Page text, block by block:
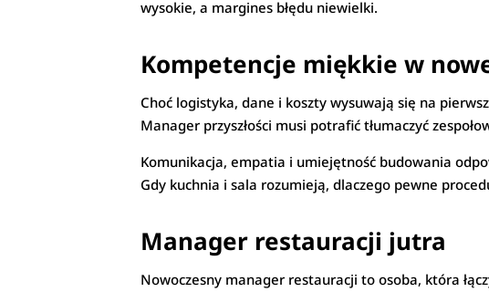
wysokie, a margines błędu niewielki.
Kompetencje miękkie w
Choć logistyka, dane i koszty wysuwają się na
Manager przyszłości musi potrafić tłumaczyć
Komunikacja, empatia i umiejętność budowania
Gdy kuchnia i sala rozumieją, dlaczego pewne
Manager restauracji jutra
Nowoczesny manager restauracji to osoba, która